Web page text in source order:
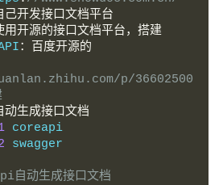
己开发接口文档平台
用开源的接口文档平台，搭建
：百度开源的
p/36602500
动生成接口文档
coreapi
swagger
自动生成接口文档